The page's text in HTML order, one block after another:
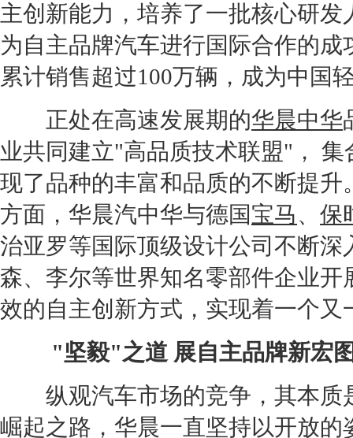
主创新能力，培养了一批核心研
为自主品牌汽车进行国际合作的成
累计销售超过100万辆，成为中国
正处在高速发展期的华晨中华
业共同建立"高品质技术联盟"，
现了品种的丰富和品质的不断提
方面， 华晨汽中华与德国宝马、 保
治亚罗等国际顶级设计公司不断
森、李尔等世界知名零部件企业开
效的自主创新方式，实现着一个又
"坚毅"之道 展自主品牌新宏
纵观汽车市场的竞争，其本质
崛起之路， 华晨一直坚持以开放的